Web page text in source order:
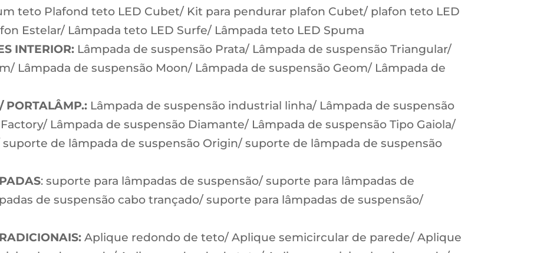
teto Plafond teto LED Cubet/ Kit para pendurar plafon Cubet/ plafon teto LED
Estelar/ Lâmpada teto LED Surfe/ Lâmpada teto LED Spuma
INTERIOR: Lâmpada de suspensão Prata/ Lâmpada de suspensão Triangular/
Lâmpada de suspensão Moon/ Lâmpada de suspensão Geom/ Lâmpada de
PORTALÂMP.: Lâmpada de suspensão industrial linha/ Lâmpada de suspensão
Lâmpada de suspensão Diamante/ Lâmpada de suspensão Tipo Gaiola/
de lâmpada de suspensão Origin/ suporte de lâmpada de suspensão
: suporte para lâmpadas de suspensão/ suporte para lâmpadas de
de suspensão cabo trançado/ suporte para lâmpadas de suspensão/
Aplique redondo de teto/ Aplique semicircular de parede/ Aplique